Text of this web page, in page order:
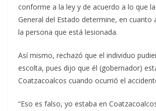
conforme a la ley y de acuerdo a lo que
General del Estado determine, en cuanto
la persona que está lesionada.
Así mismo, rechazó que el individuo
escolta, pues dijo que él (gobernador)
Coatzacoalcos cuando ocurrió el
“Eso es falso, yo estaba en